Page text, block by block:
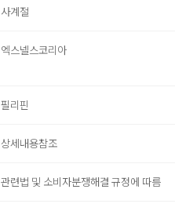
사계절
엑스넬스코리아
필리핀
상세내용참조
관련법 및 소비자분쟁해결 규정에 따름